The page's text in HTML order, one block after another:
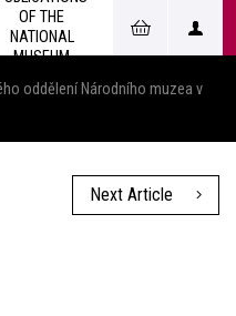
OF THE
NATIONAL
MUSEUM
oddělení Národního muzea v
Next Article